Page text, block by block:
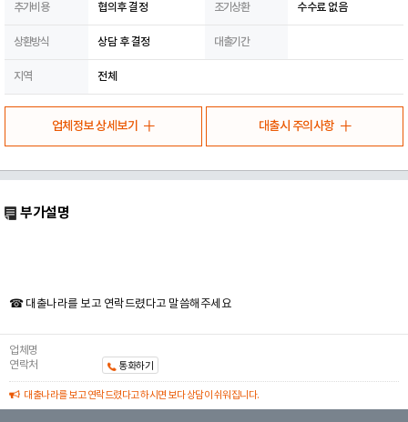
추가비용 협의후 결정 조기상환 수수료 없음
상환방식 상담 후 결정 대출기간
지역 전체
업체정보 상세보기 대출시 주의사항
부가설명
☎ 대출나라를 보고 연락드렸다고 말씀해주세요
업체명
연락처
통화하기
대출나라를 보고 연락드렸다고 하시면 보다 상담이 쉬워집니다.